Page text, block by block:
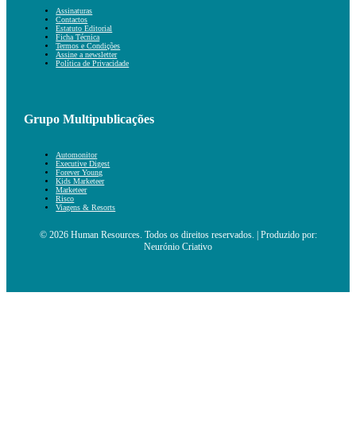
Assinaturas
Contactos
Estatuto Editorial
Ficha Técnica
Termos e Condições
Assine a newsletter
Política de Privacidade
Grupo Multipublicações
Automonitor
Executive Digest
Forever Young
Kids Marketeer
Marketeer
Risco
Viagens & Resorts
© 2026 Human Resources. Todos os direitos reservados. | Produzido por:
Neurónio Criativo